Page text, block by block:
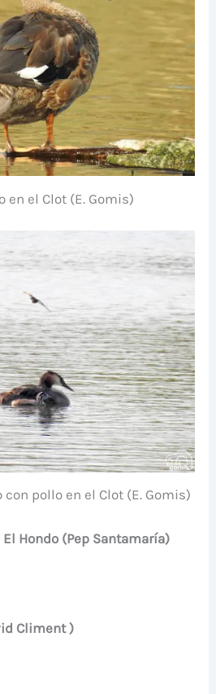
en el Clot (E. Gomis)
pollo en el Clot (E. Gomis)
Hondo (Pep Santamaría)
Climent )